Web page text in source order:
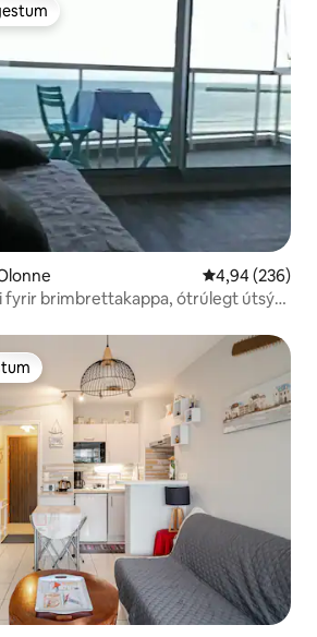
gestum
4,94 af 5 í
4,94 (236)
fyrir brimbrettakappa, ótrúlegt útsýni